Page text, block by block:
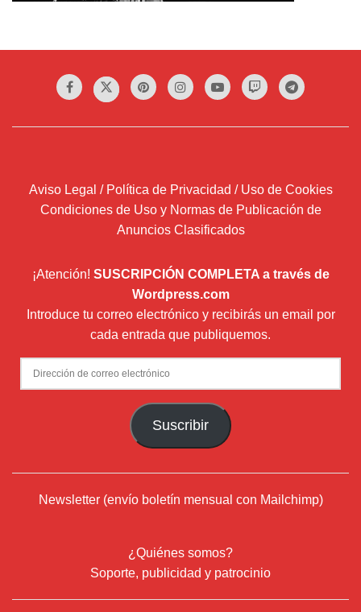
Aviso Legal / Política de Privacidad / Uso de Cookies
Condiciones de Uso y Normas de Publicación de
Anuncios Clasificados
¡Atención! SUSCRIPCIÓN COMPLETA a través de
Wordpress.com
Introduce tu correo electrónico y recibirás un email por
cada entrada que publiquemos.
Dirección
de
Suscribir
Newsletter (envío boletín mensual con Mailchimp)
¿Quiénes somos?
Soporte, publicidad y patrocinio